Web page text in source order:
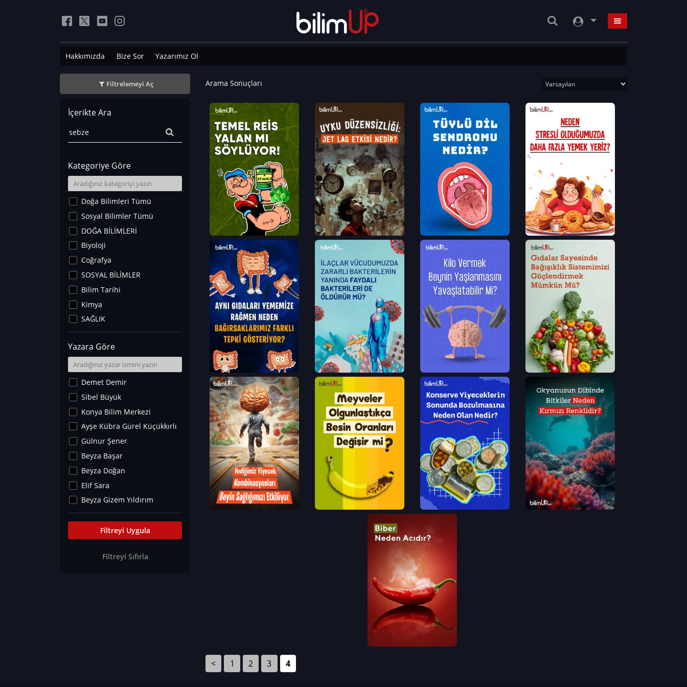
Hakkımızda Bize Sor Yazarımız Ol
Filtrelemeyi Aç
İçerikte Ara
Kategoriye Göre
Doğa Bilimleri Tümü
Sosyal Bilimler Tümü
DOĞA BİLİMLERİ
Biyoloji
Coğrafya
SOSYAL BİLİMLER
Bilim Tarihi
Kimya
SAĞLIK
Sanat Tarihi
Fizik
Yer Bilimleri
Astronomi ve Uzay
Noroloji
Matematik
Teknoloji
İklim Değişikliği
Arkeoloji
Kültür&Sanat
Yaşam Tavsiyeleri
Merakoloji
Eğitim Bilimleri
Yazara Göre
Demet Demir
Sibel Büyük
Konya Bilim Merkezi
Ayşe Kübra Gürel Küçükkırlı
Gülnur Şener
Beyza Başar
Beyza Doğan
Elif Sara
Beyza Gizem Yıldırım
İlknur İyigökler
Büşra Elif Kıvrak
Can TORUN
Filtreyi Uygula
Filtreyi Sıfırla
Arama Sonuçları
< 1 2 3 4